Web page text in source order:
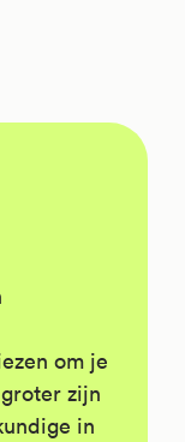
om je
zijn
in